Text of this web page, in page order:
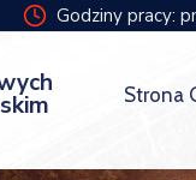
Godziny pracy:
Strona